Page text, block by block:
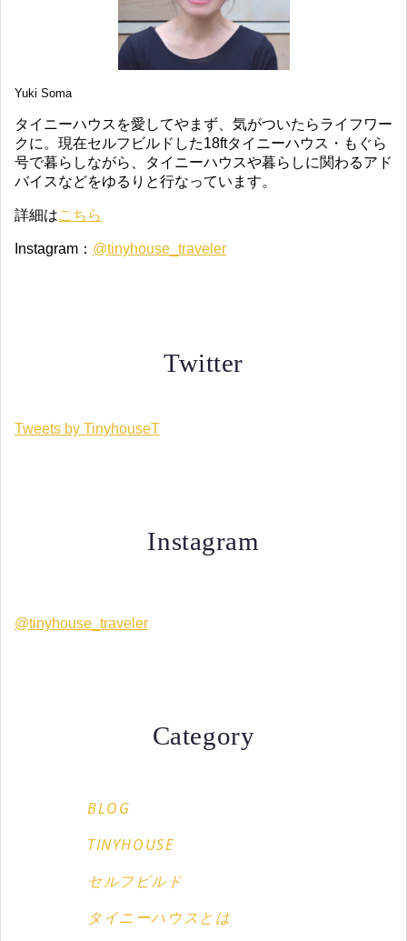
Yuki Soma
タイニーハウスを愛してやまず、気がついたらライフワー
クに。現在セルフビルドした18ftタイニーハウス・もぐら
号で暮らしながら、タイニーハウスや暮らしに関わるアド
バイスなどをゆるりと行なっています。
詳細はこちら
Instagram： @tinyhouse_traveler
Twitter
Tweets by TinyhouseT
Instagram
@tinyhouse_traveler
Category
BLOG
TINYHOUSE
セルフビルド
タイニーハウスとは